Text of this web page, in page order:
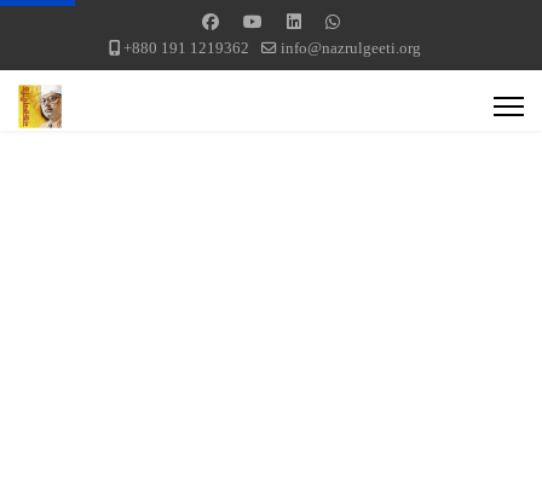
+880 191 1219362 info@nazrulgeeti.org